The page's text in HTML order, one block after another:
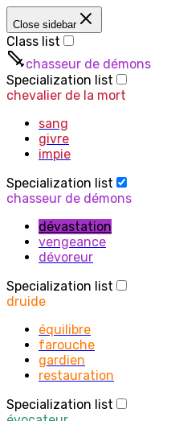
Close sidebar
Class list
chasseur de démons
Specialization list
chevalier de la mort
sang
givre
impie
Specialization list
chasseur de démons
dévastation
vengeance
dévoreur
Specialization list
druide
équilibre
farouche
gardien
restauration
Specialization list